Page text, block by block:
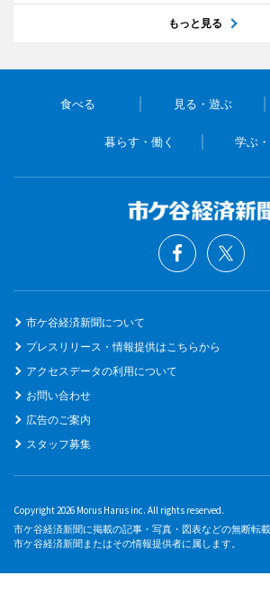
もっと見る
食べる 見る・遊ぶ
暮らす・働く 学ぶ
市ケ谷経済新聞について
プレスリリース・情報提供はこちらから
アクセスデータの利用について
お問い合わせ
広告のご案内
スタッフ募集
Copyright 2026 Morus Harus inc. All rights reserved.
市ケ谷経済新聞に掲載の記事・写真・図表などの無断転
市ケ谷経済新聞またはその情報提供者に属します。